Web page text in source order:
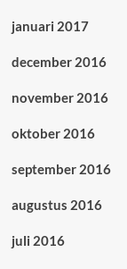
januari 2017
december 2016
november 2016
oktober 2016
september 2016
augustus 2016
juli 2016